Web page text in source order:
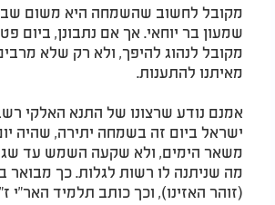
מקובל לחשוב שהשמחה היא משום
שמעון בר יוחאי. אך אם נתבונן, ביום
מקובל לנהוג להיפך, ולא רק שלא
מאיתנו להתענות.
אמנם נודע שרצונו של התנא האלקי
ישראל ביום זה בשמחה יתירה, שהיה
משאר הימים, ולא שקעה השמש עד
מה שניתנה לו רשות לגלות. כך מבואר
(זוהר האזינו), וכך כותב תלמיד האר"י